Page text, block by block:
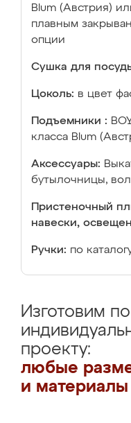
Blum (Австрия)
плавным
опции
Сушка для
Цоколь: в цвет
Подъемники :
класса Blum
Аксессуары:
бутылочницы,
Пристеночный
навески,
Ручки: по
Изготовим по
проекту:
любые
и материалы